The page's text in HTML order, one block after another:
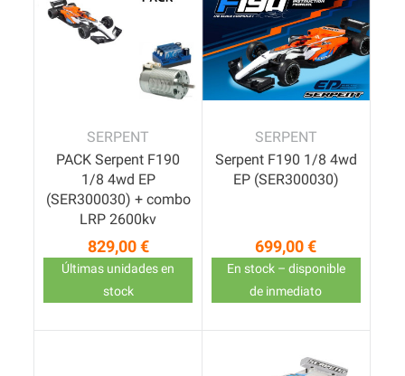
SERPENT
PACK Serpent F190
1/8 4wd EP
(SER300030) + combo
LRP 2600kv
Precio
829,00 €
Últimas unidades en
stock
SERPENT
Serpent F190 1/8 4wd
EP (SER300030)
Precio
699,00 €
En stock – disponible
de inmediato